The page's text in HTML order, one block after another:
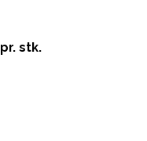
pr. stk.